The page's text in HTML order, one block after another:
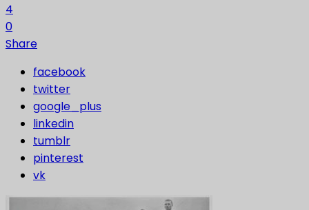
4
0
Share
facebook
twitter
google_plus
linkedin
tumblr
pinterest
vk